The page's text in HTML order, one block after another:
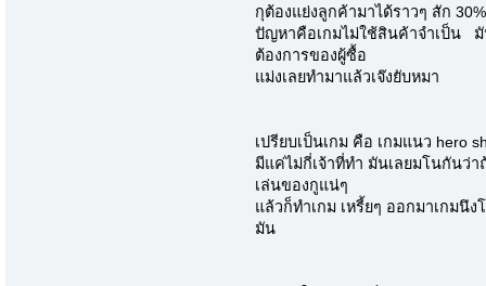
กุต้องแย่งลูกค้ามาได้ราวๆ สัก
ปัญหาคือเกมไม่ใช้สินค้าจำเป็น
ต้องการของผู้ซื้อ
แม่งเลยทำมาแล้วเจ๊งยับหมา
เปรียบเป็นเกม คือ เกมแนว hero
มีแค่ไม่กี่เจ้าที่ทำ มันเลยมโนกันว่
เล่นของกูแน่ๆ
แล้วก็ทำเกม เหรี้ยๆ ออกมาเกมนึ
มัน